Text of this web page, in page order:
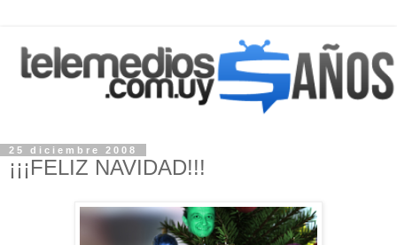
25 diciembre 2008
¡¡¡FELIZ NAVIDAD!!!